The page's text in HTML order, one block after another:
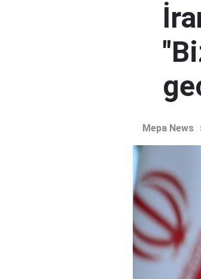
Mepa News